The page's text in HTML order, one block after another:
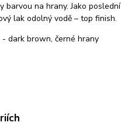
barvou na hrany. Jako poslední
lak odolný vodě – top finish.
- dark brown, černé hrany